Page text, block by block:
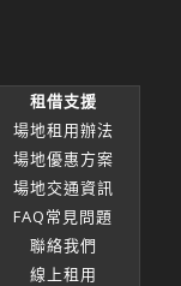
租借支援
場地租用辦法
場地優惠方案
場地交通資訊
FAQ常見問題
聯絡我們
線上租用